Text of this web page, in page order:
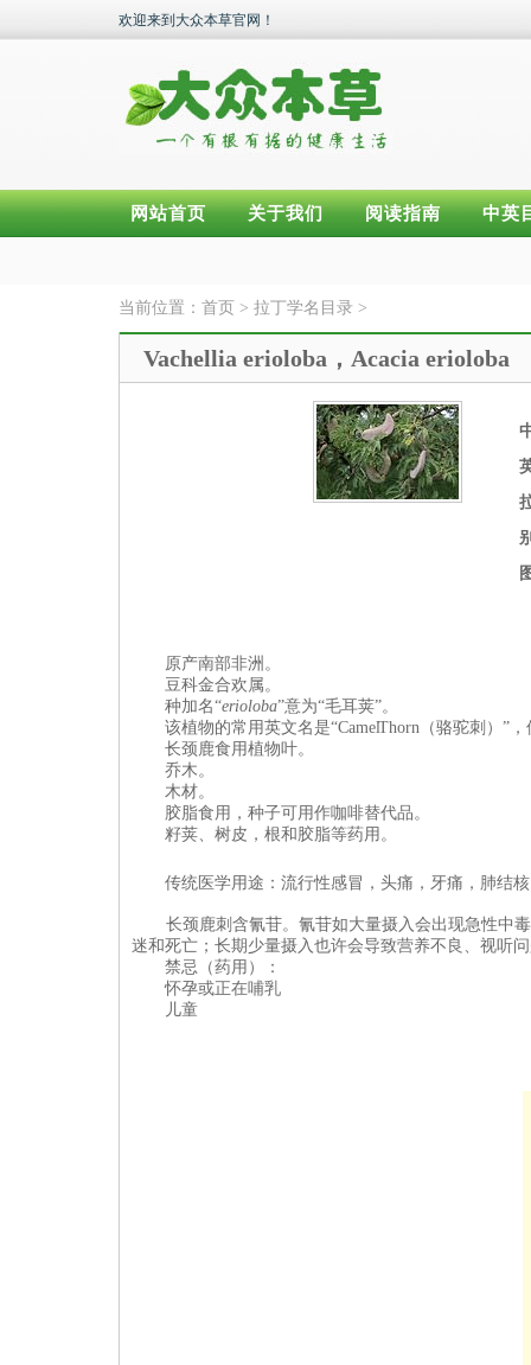
欢迎来到大众本草官网！
网站首页 关于我们 阅读指南 中英
当前位置： 首页 > 拉丁学名目录 >
Vachellia erioloba，Acacia erioloba
原产南部非洲。
豆科金合欢属。
种加名“erioloba”意为“毛耳荚”。
该植物的常用英文名是“Camel Thorn（骆驼刺）”
长颈鹿食用植物叶。
乔木。
木材。
胶脂食用，种子可用作咖啡替代品。
籽荚、树皮，根和 胶脂等药用。
传统医学用途：流行性感冒，头痛，牙痛，肺结
长颈鹿刺含氰苷。氰苷如大量摄入会出现急性中
迷和死亡；长期少量摄入也许会导致营养不良、视听
禁忌（药用 ）：
怀孕或正在哺乳
儿童